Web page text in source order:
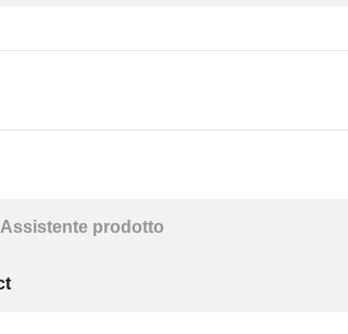
Assistente prodotto